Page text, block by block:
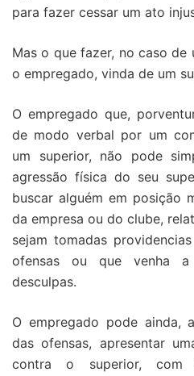
para fazer cessar um ato
Mas o que fazer, no caso
o empregado, vinda de um
O empregado que,
de modo verbal por um
um superior, não pode
agressão física do seu
buscar alguém em posição
da empresa ou do clube,
sejam tomadas
ofensas ou que venha
desculpas.
O empregado pode ainda,
das ofensas, apresentar
contra o superior, com